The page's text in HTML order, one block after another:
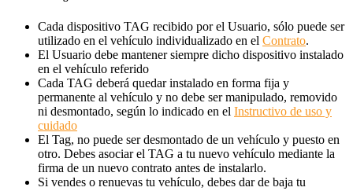
Cada dispositivo TAG recibido por el Usuario, sólo puede ser
utilizado en el vehículo individualizado en el Contrato.
El Usuario debe mantener siempre dicho dispositivo instalado
en el vehículo referido
Cada TAG deberá quedar instalado en forma fija y
permanente al vehículo y no debe ser manipulado, removido
ni desmontado, según lo indicado en el Instructivo de uso y
cuidado
El Tag, no puede ser desmontado de un vehículo y puesto en
otro. Debes asociar el TAG a tu nuevo vehículo mediante la
firma de un nuevo contrato antes de instalarlo.
Si vendes o renuevas tu vehículo, debes dar de baja tu